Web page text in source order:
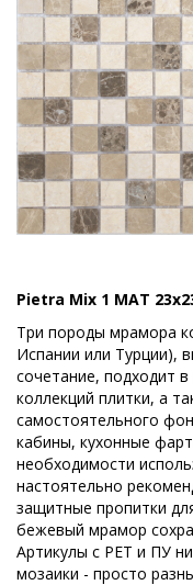
Pietra Mix 1 MAT
Три породы мрамора
Испании или Турции),
сочетание, подходит
коллекций плитки, а
самостоятельного
кабины, кухонные
необходимости
настоятельно
защитные пропитки
бежевый мрамор
Артикулы с PET и ПУ
мозаики - просто